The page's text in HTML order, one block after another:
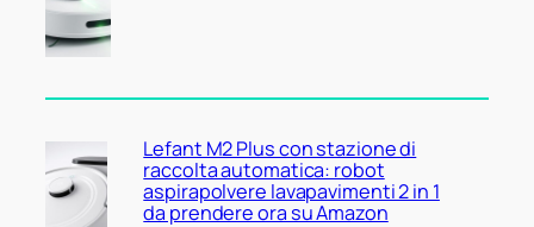
Lefant M2 Plus con stazione di
raccolta automatica: robot
aspirapolvere lavapavimenti 2 in 1
da prendere ora su Amazon